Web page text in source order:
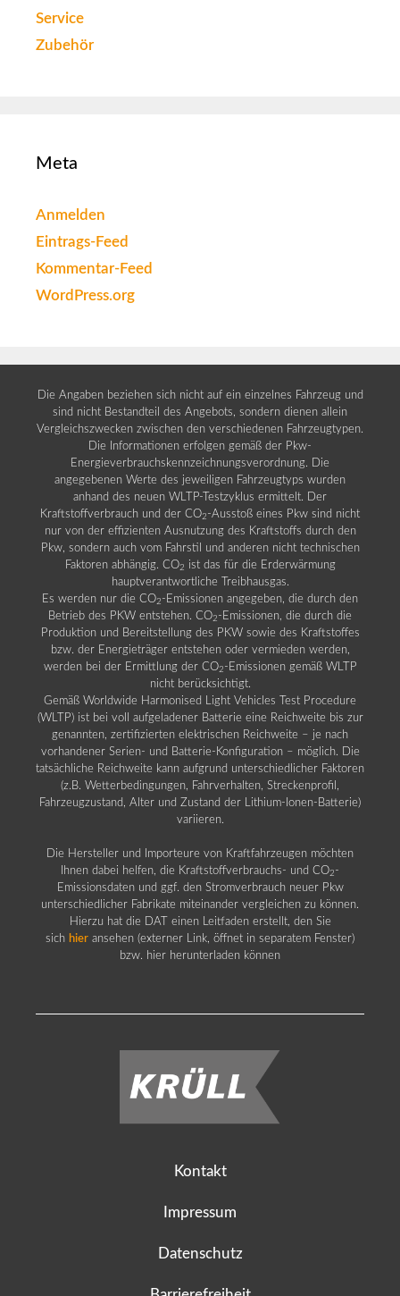
Service
Zubehör
Meta
Anmelden
Eintrags-Feed
Kommentar-Feed
WordPress.org
Die Angaben beziehen sich nicht auf ein einzelnes Fahrzeug und
sind nicht Bestandteil des Angebots, sondern dienen allein
Vergleichszwecken zwischen den verschiedenen Fahrzeugtypen.
Die Informationen erfolgen gemäß der Pkw-
Energieverbrauchskennzeichnungsverordnung. Die
angegebenen Werte des jeweiligen Fahrzeugtyps wurden
anhand des neuen WLTP-Testzyklus ermittelt. Der
Kraftstoffverbrauch und der CO2 -Ausstoß eines Pkw sind nicht
nur von der effizienten Ausnutzung des Kraftstoffs durch den
Pkw, sondern auch vom Fahrstil und anderen nicht technischen
Faktoren abhängig. CO2 ist das für die Erderwärmung
hauptverantwortliche Treibhausgas.
Es werden nur die CO2 -Emissionen angegeben, die durch den
Betrieb des PKW entstehen. CO2 -Emissionen, die durch die
Produktion und Bereitstellung des PKW sowie des Kraftstoffes
bzw. der Energieträger entstehen oder vermieden werden,
werden bei der Ermittlung der CO2 -Emissionen gemäß WLTP
nicht berücksichtigt.
Gemäß Worldwide Harmonised Light Vehicles Test Procedure
(WLTP) ist bei voll aufgeladener Batterie eine Reichweite bis zur
genannten, zertifizierten elektrischen Reichweite – je nach
vorhandener Serien- und Batterie-Konfiguration – möglich. Die
tatsächliche Reichweite kann aufgrund unterschiedlicher Faktoren
(z.B. Wetterbedingungen, Fahrverhalten, Streckenprofil,
Fahrzeugzustand, Alter und Zustand der Lithium-Ionen-Batterie)
variieren.
Die Hersteller und Importeure von Kraftfahrzeugen möchten
Ihnen dabei helfen, die Kraftstoffverbrauchs- und CO2 -
Emissionsdaten und ggf. den Stromverbrauch neuer Pkw
unterschiedlicher Fabrikate miteinander vergleichen zu können.
Hierzu hat die DAT einen Leitfaden erstellt, den Sie
sich hier ansehen (externer Link, öffnet in separatem Fenster)
bzw. hier herunterladen können
Kontakt
Impressum
Datenschutz